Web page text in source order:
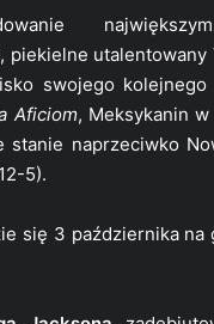
, piekielne utalentowany
swojego
Aficiom, Meksykanin
stanie naprzeciwko
5).
się 3 października na